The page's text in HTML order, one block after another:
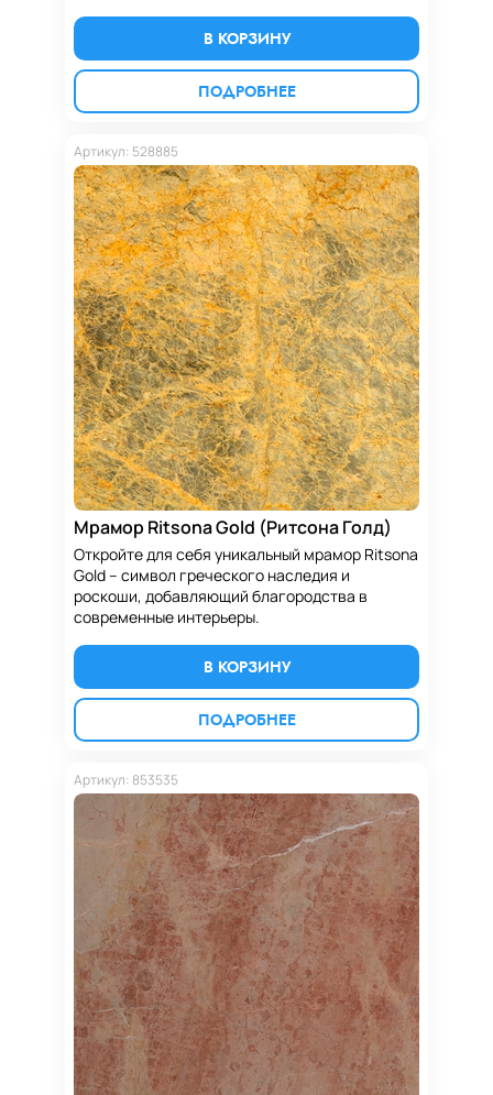
В КОРЗИНУ
ПОДРОБНЕЕ
Артикул: 528885
Мрамор Ritsona Gold (Ритсона Голд)
Откройте для себя уникальный мрамор Ritsona
Gold – символ греческого наследия и
роскоши, добавляющий благородства в
современные интерьеры.
В КОРЗИНУ
ПОДРОБНЕЕ
Артикул: 853535